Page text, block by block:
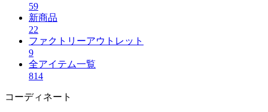
59
新商品
22
ファクトリーアウトレット
9
全アイテム一覧
814
コーディネート